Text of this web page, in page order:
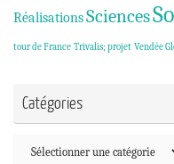
RéalisationsSciences
tour de France Trivalis; projet Vendée
Catégories
Catégories